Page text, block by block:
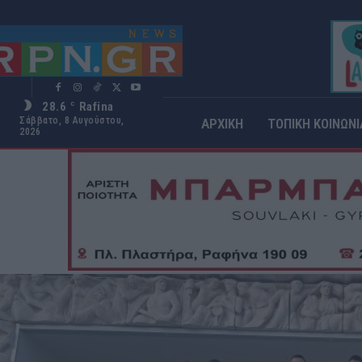
28.6 C Rafina
Σάββατο, 8 Αυγούστου,
2026
ΑΡΧΙΚΗ ΤΟΠΙΚΗ